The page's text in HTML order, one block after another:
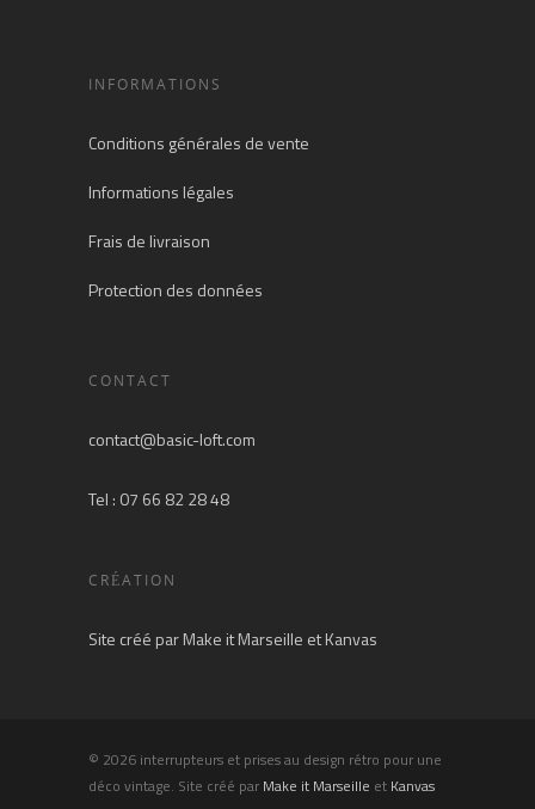
INFORMATIONS
Conditions générales de vente
Informations légales
Frais de livraison
Protection des données
CONTACT
contact@basic-loft.com
Tel : 07 66 82 28 48
CRÉATION
Site créé parMake it Marseille etKanvas
© 2026 interrupteurs et prises au design rétro pour une
déco vintage. Site créé par Make it Marseille et Kanvas